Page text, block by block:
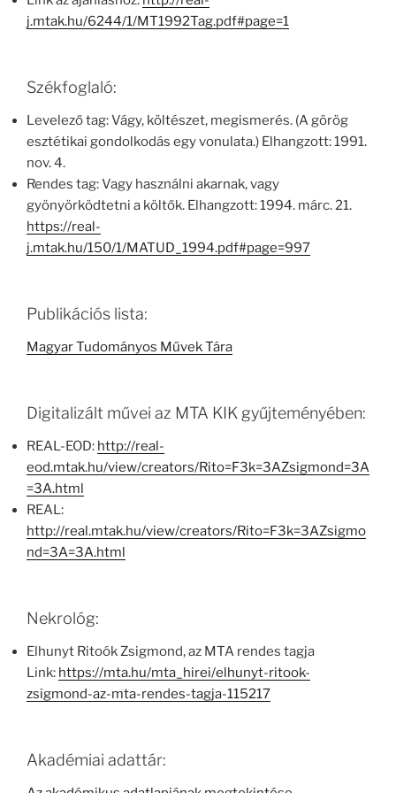
j.mtak.hu/6244/1/MT1992Tag.pdf#page=1
Székfoglaló:
Levelező tag: Vágy, költészet, megismerés. (A görög
esztétikai gondolkodás egy vonulata.) Elhangzott: 1991.
nov. 4.
Rendes tag: Vagy használni akarnak, vagy
gyönyörködtetni a költők. Elhangzott: 1994. márc. 21.
https://real-
j.mtak.hu/150/1/MATUD_1994.pdf#page=997
Publikációs lista:
Magyar Tudományos Művek Tára
Digitalizált művei az MTA KIK gyűjteményében:
REAL-EOD: http://real-
eod.mtak.hu/view/creators/Rito=F3k=3AZsigmond=3A
=3A.html
REAL:
http://real.mtak.hu/view/creators/Rito=F3k=3AZsigmo
nd=3A=3A.html
Nekrológ:
Elhunyt Ritoók Zsigmond, az MTA rendes tagja
Link: https://mta.hu/mta_hirei/elhunyt-ritook-
zsigmond-az-mta-rendes-tagja-115217
Akadémiai adattár: